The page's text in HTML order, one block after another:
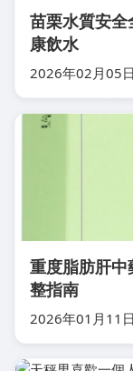
苗栗水質安
康飲水
2026年02月05日
重度脂肪肝
整指南
2026年01月11日